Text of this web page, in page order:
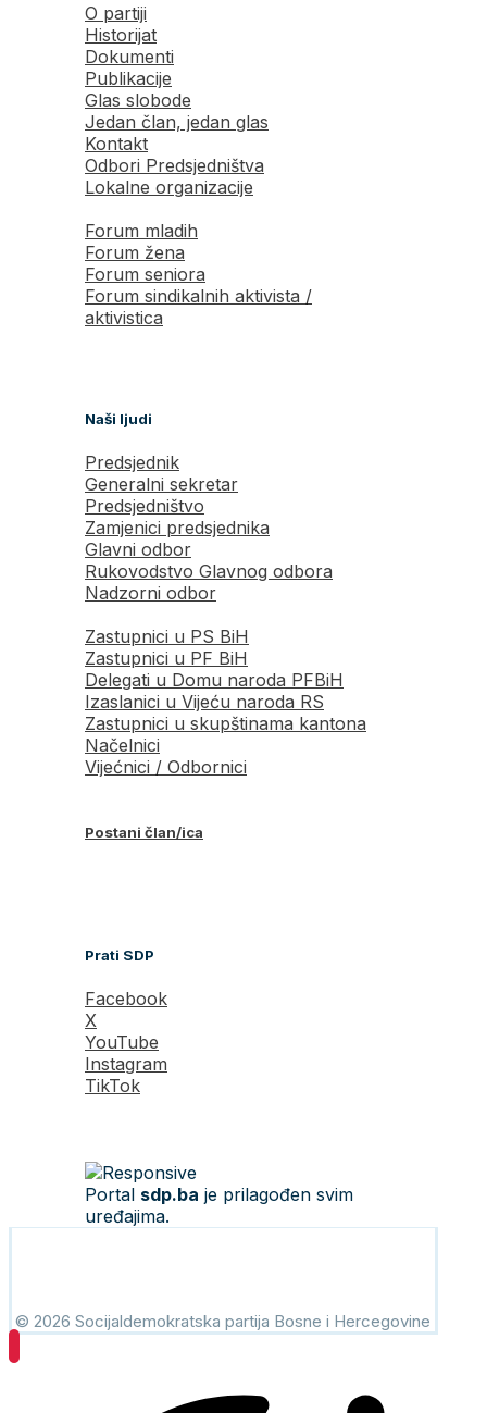
O partiji
Historijat
Dokumenti
Publikacije
Glas slobode
Jedan član, jedan glas
Kontakt
Odbori Predsjedništva
Lokalne organizacije
Forum mladih
Forum žena
Forum seniora
Forum sindikalnih aktivista /
aktivistica
Naši ljudi
Predsjednik
Generalni sekretar
Predsjedništvo
Zamjenici predsjednika
Glavni odbor
Rukovodstvo Glavnog odbora
Nadzorni odbor
Zastupnici u PS BiH
Zastupnici u PF BiH
Delegati u Domu naroda PFBiH
Izaslanici u Vijeću naroda RS
Zastupnici u skupštinama kantona
Načelnici
Vijećnici / Odbornici
Postani član/ica
Prati SDP
Facebook
X
YouTube
Instagram
TikTok
Portal sdp.ba je prilagođen svim
uređajima.
© 2026 Socijaldemokratska partija Bosne i Hercegovine